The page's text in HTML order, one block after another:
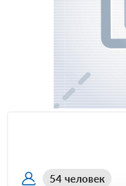
54 человек